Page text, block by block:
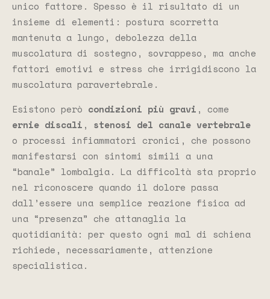
unico fattore. Spesso è il risultato di un
insieme di elementi: postura scorretta
mantenuta a lungo, debolezza della
muscolatura di sostegno, sovrappeso, ma anche
fattori emotivi e stress che irrigidiscono la
muscolatura paravertebrale.
Esistono però condizioni più gravi , come
ernie discali , stenosi del canale vertebrale
o processi infiammatori cronici, che possono
manifestarsi con sintomi simili a una
“banale” lombalgia. La difficoltà sta proprio
nel riconoscere quando il dolore passa
dall’essere una semplice reazione fisica ad
una “presenza” che attanaglia la
quotidianità: per questo ogni mal di schiena
richiede, necessariamente, attenzione
specialistica.